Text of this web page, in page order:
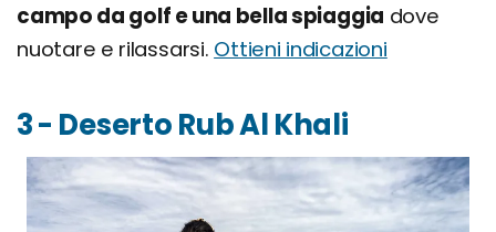
campo da golf e una bella spiaggia dove
nuotare e rilassarsi. Ottieni indicazioni
3 - Deserto Rub Al Khali